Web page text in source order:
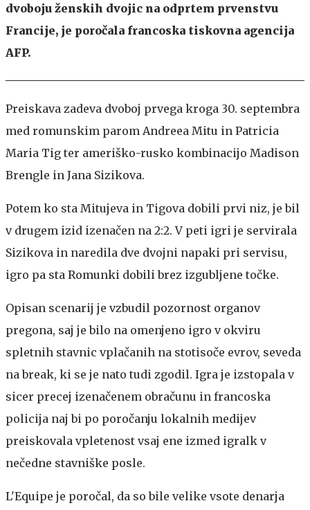
dvoboju ženskih dvojic na odprtem prvenstvu
Francije, je poročala francoska tiskovna agencija
AFP.
Preiskava zadeva dvoboj prvega kroga 30. septembra
med romunskim parom Andreea Mitu in Patricia
Maria Tig ter ameriško-rusko kombinacijo Madison
Brengle in Jana Sizikova.
Potem ko sta Mitujeva in Tigova dobili prvi niz, je bil
v drugem izid izenačen na 2:2. V peti igri je servirala
Sizikova in naredila dve dvojni napaki pri servisu,
igro pa sta Romunki dobili brez izgubljene točke.
Opisan scenarij je vzbudil pozornost organov
pregona, saj je bilo na omenjeno igro v okviru
spletnih stavnic vplačanih na stotisoče evrov, seveda
na break, ki se je nato tudi zgodil. Igra je izstopala v
sicer precej izenačenem obračunu in francoska
policija naj bi po poročanju lokalnih medijev
preiskovala vpletenost vsaj ene izmed igralk v
nečedne stavniške posle.
L'Equipe je poročal, da so bile velike vsote denarja